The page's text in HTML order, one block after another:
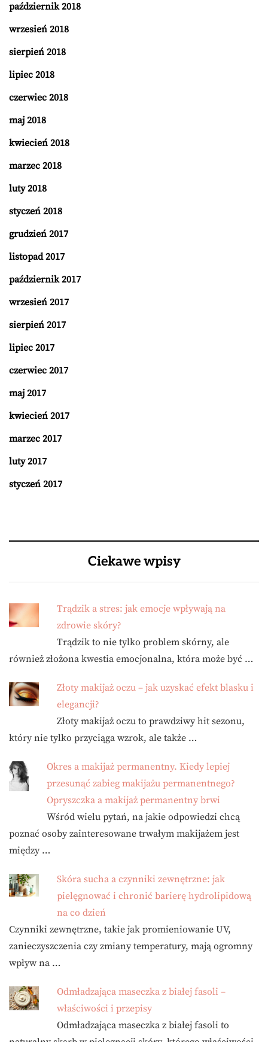
październik 2018
wrzesień 2018
sierpień 2018
lipiec 2018
czerwiec 2018
maj 2018
kwiecień 2018
marzec 2018
luty 2018
styczeń 2018
grudzień 2017
listopad 2017
październik 2017
wrzesień 2017
sierpień 2017
lipiec 2017
czerwiec 2017
maj 2017
kwiecień 2017
marzec 2017
luty 2017
styczeń 2017
Ciekawe wpisy
Trądzik a stres: jak emocje wpływają na
zdrowie skóry?
Trądzik to nie tylko problem skórny, ale
również złożona kwestia emocjonalna, która może być …
Złoty makijaż oczu – jak uzyskać efekt blasku i
elegancji?
Złoty makijaż oczu to prawdziwy hit sezonu,
który nie tylko przyciąga wzrok, ale także …
Okres a makijaż permanentny. Kiedy lepiej
przesunąć zabieg makijażu permanentnego?
Opryszczka a makijaż permanentny brwi
Wśród wielu pytań, na jakie odpowiedzi chcą
poznać osoby zainteresowane trwałym makijażem jest
między …
Skóra sucha a czynniki zewnętrzne: jak
pielęgnować i chronić barierę hydrolipidową
na co dzień
Czynniki zewnętrzne, takie jak promieniowanie UV,
zanieczyszczenia czy zmiany temperatury, mają ogromny
wpływ na …
Odmładzająca maseczka z białej fasoli –
właściwości i przepisy
Odmładzająca maseczka z białej fasoli to